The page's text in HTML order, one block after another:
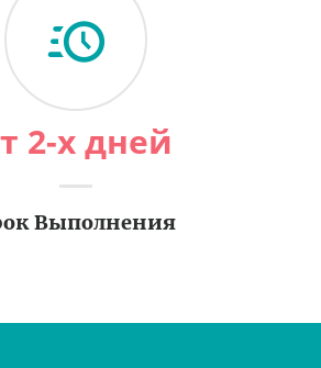
2-х дней
Выполнения